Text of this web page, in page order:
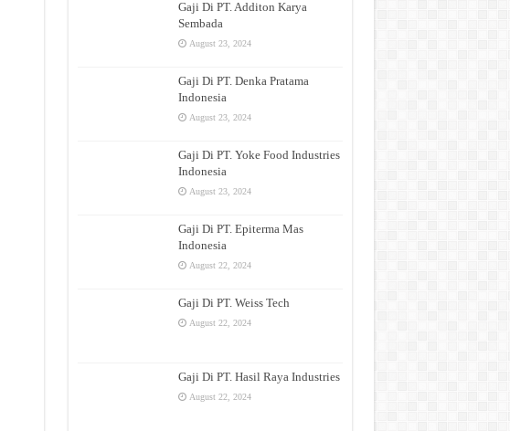
Gaji Di PT. Additon Karya
Sembada
August 23, 2024
Gaji Di PT. Denka Pratama
Indonesia
August 23, 2024
Gaji Di PT. Yoke Food Industries
Indonesia
August 23, 2024
Gaji Di PT. Epiterma Mas
Indonesia
August 22, 2024
Gaji Di PT. Weiss Tech
August 22, 2024
Gaji Di PT. Hasil Raya Industries
August 22, 2024